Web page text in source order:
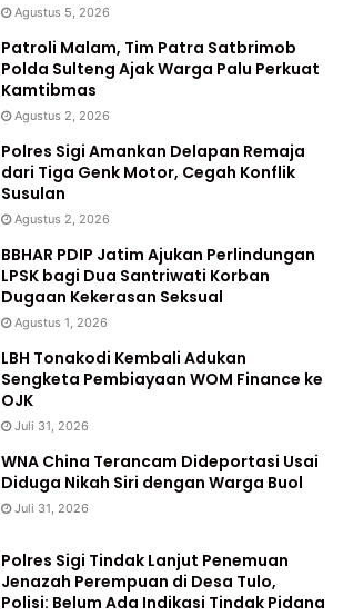
Agustus 5, 2026
Patroli Malam, Tim Patra Satbrimob
Polda Sulteng Ajak Warga Palu Perkuat
Kamtibmas
Agustus 2, 2026
Polres Sigi Amankan Delapan Remaja
dari Tiga Genk Motor, Cegah Konflik
Susulan
Agustus 2, 2026
BBHAR PDIP Jatim Ajukan Perlindungan
LPSK bagi Dua Santriwati Korban
Dugaan Kekerasan Seksual
Agustus 1, 2026
LBH Tonakodi Kembali Adukan
Sengketa Pembiayaan WOM Finance ke
OJK
Juli 31, 2026
WNA China Terancam Dideportasi Usai
Diduga Nikah Siri dengan Warga Buol
Juli 31, 2026
Polres Sigi Tindak Lanjut Penemuan
Jenazah Perempuan di Desa Tulo,
Polisi: Belum Ada Indikasi Tindak Pidana